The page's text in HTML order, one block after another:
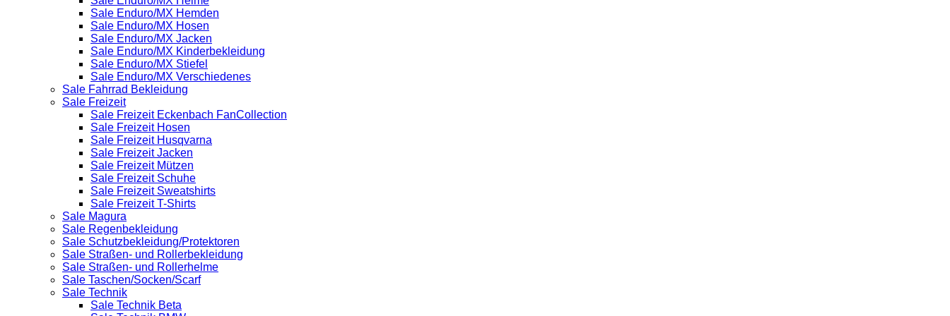
Sale Enduro/MX Hemden
Sale Enduro/MX Hosen
Sale Enduro/MX Jacken
Sale Enduro/MX Kinderbekleidung
Sale Enduro/MX Stiefel
Sale Enduro/MX Verschiedenes
Sale Fahrrad Bekleidung
Sale Freizeit
Sale Freizeit Eckenbach FanCollection
Sale Freizeit Hosen
Sale Freizeit Husqvarna
Sale Freizeit Jacken
Sale Freizeit Mützen
Sale Freizeit Schuhe
Sale Freizeit Sweatshirts
Sale Freizeit T-Shirts
Sale Magura
Sale Regenbekleidung
Sale Schutzbekleidung/Protektoren
Sale Straßen- und Rollerbekleidung
Sale Straßen- und Rollerhelme
Sale Taschen/Socken/Scarf
Sale Technik
Sale Technik Beta